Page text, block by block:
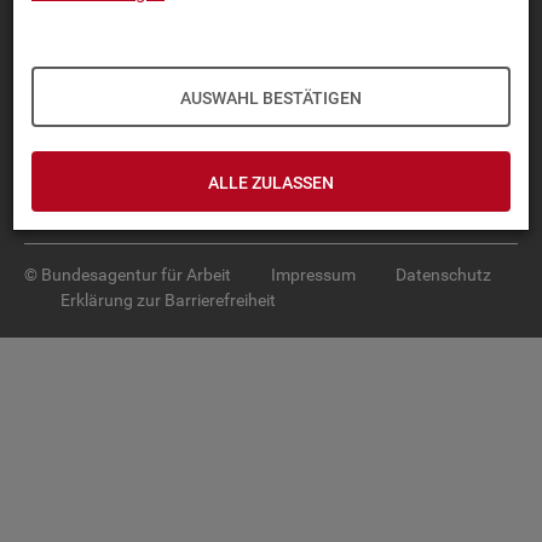
AUSWAHL BESTÄTIGEN
ALLE ZULASSEN
TOP-PRO­DUK­TE
SER­VICE
© Bundesagentur für Arbeit Impressum
Datenschutz
Erklärung zur Barrierefreiheit